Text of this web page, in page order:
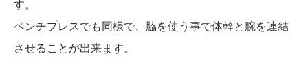
す。
ベンチプレスでも同様で、脇を使う事で体幹と腕を連結
させることが出来ます。